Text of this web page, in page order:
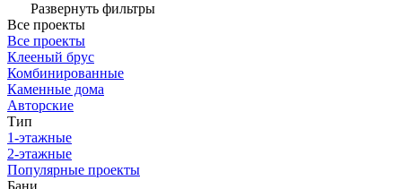
Развернуть фильтры
Все проекты
Все проекты
Клееный брус
Комбинированные
Каменные дома
Авторские
Тип
1-этажные
2-этажные
Популярные проекты